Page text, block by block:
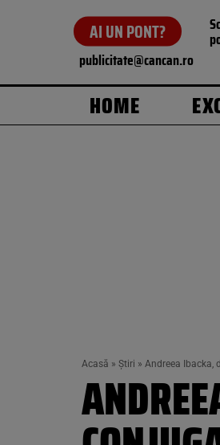
AI UN PONT?
publicitate@cancan.ro
HOME
Acasă » Știri » Andreea Ibacka,